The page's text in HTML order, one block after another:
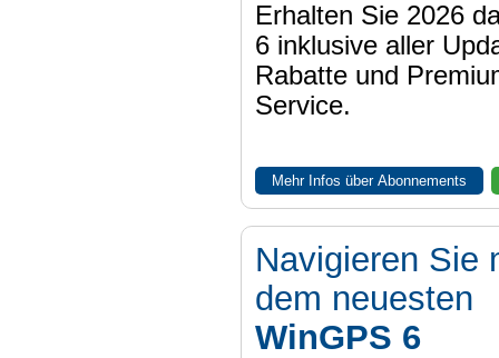
Erhalten Sie 2026
6 inklusive aller
Rabatte und
Service.
Mehr Infos über Abonnements
Navigieren Sie
dem neuesten
WinGPS 6